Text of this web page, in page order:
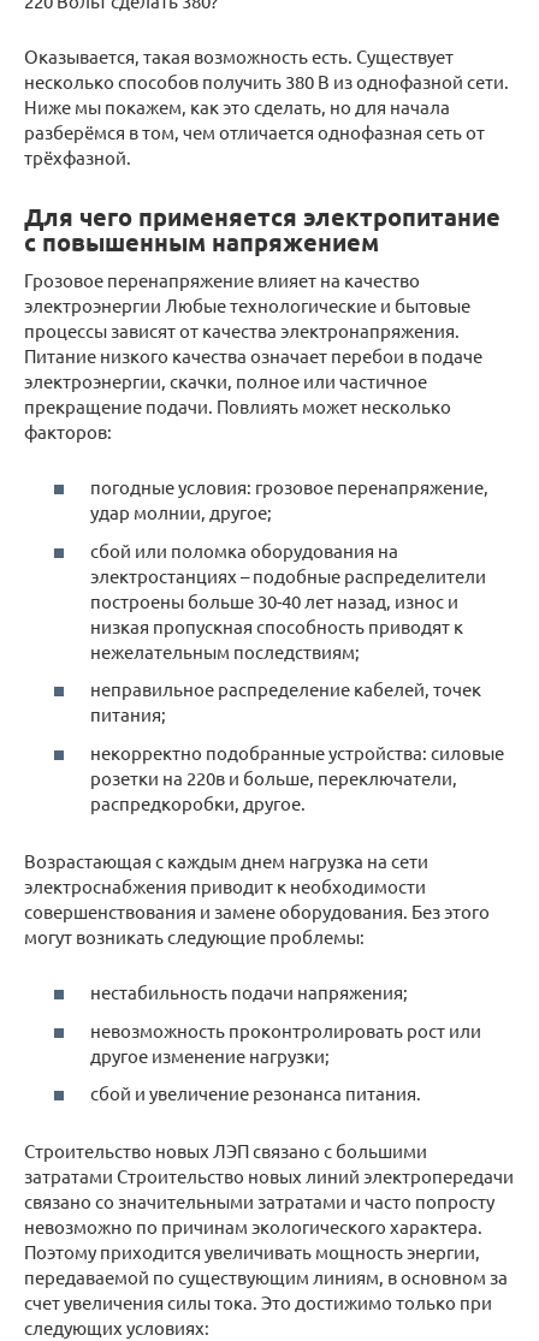
Оказывается, такая возможность есть. Существует
несколько способов получить 380 В из однофазной сети.
Ниже мы покажем, как это сделать, но для начала
разберёмся в том, чем отличается однофазная сеть от
трёхфазной.
Для чего применяется электропитание
с повышенным напряжением
Грозовое перенапряжение влияет на качество
электроэнергии Любые технологические и бытовые
процессы зависят от качества электронапряжения.
Питание низкого качества означает перебои в подаче
электроэнергии, скачки, полное или частичное
прекращение подачи. Повлиять может несколько
факторов:
погодные условия: грозовое перенапряжение,
удар молнии, другое;
сбой или поломка оборудования на
электростанциях – подобные распределители
построены больше 30-40 лет назад, износ и
низкая пропускная способность приводят к
нежелательным последствиям;
неправильное распределение кабелей, точек
питания;
некорректно подобранные устройства: силовые
розетки на 220в и больше, переключатели,
распредкоробки, другое.
Возрастающая с каждым днем нагрузка на сети
электроснабжения приводит к необходимости
совершенствования и замене оборудования. Без этого
могут возникать следующие проблемы:
нестабильность подачи напряжения;
невозможность проконтролировать рост или
другое изменение нагрузки;
сбой и увеличение резонанса питания.
Строительство новых ЛЭП связано с большими
затратами Строительство новых линий электропередачи
связано со значительными затратами и часто попросту
невозможно по причинам экологического характера.
Поэтому приходится увеличивать мощность энергии,
передаваемой по существующим линиям, в основном за
счет увеличения силы тока. Это достижимо только при
следующих условиях: